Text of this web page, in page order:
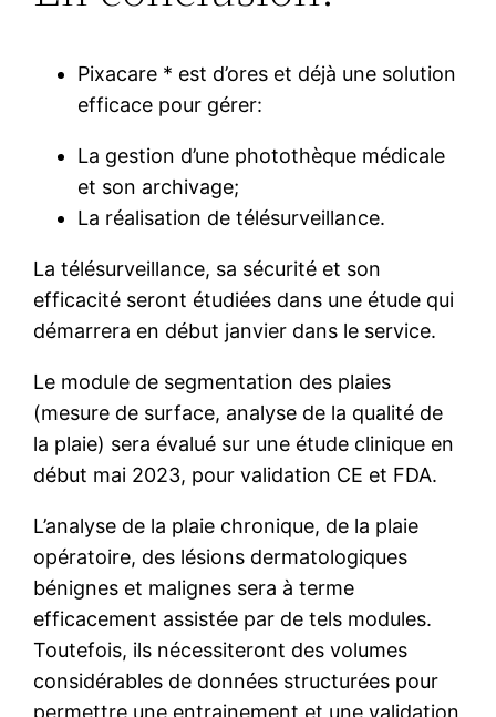
Pixacare * est d’ores et déjà une solution
efficace pour gérer:
La gestion d’une photothèque médicale
et son archivage;
La réalisation de télésurveillance.
La télésurveillance, sa sécurité et son
efficacité seront étudiées dans une étude qui
démarrera en début janvier dans le service.
Le module de segmentation des plaies
(mesure de surface, analyse de la qualité de
la plaie) sera évalué sur une étude clinique en
début mai 2023, pour validation CE et FDA.
L’analyse de la plaie chronique, de la plaie
opératoire, des lésions dermatologiques
bénignes et malignes sera à terme
efficacement assistée par de tels modules.
Toutefois, ils nécessiteront des volumes
considérables de données structurées pour
permettre une entrainement et une validation